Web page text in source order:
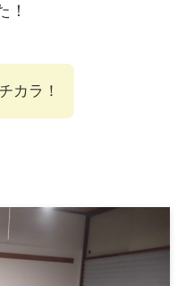
！
カラ！